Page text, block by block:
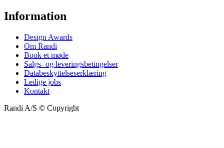
Information
Design Awards
Om Randi
Book et møde
Salgs- og leveringsbetingelser
Databeskyttelseserklæring
Ledige jobs
Kontakt
Randi A/S © Copyright